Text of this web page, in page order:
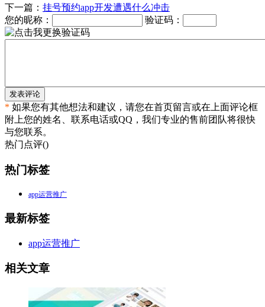
下一篇： 挂号预约app开发遭遇什么冲击
您的昵称：
验证码：
发表评论
* 如果您有其他想法和建议，请您在首页留言或在上面评论框
附上您的姓名、联系电话或QQ，我们专业的售前团队将很快
与您联系。
热门点评()
热门标签
app运营推广
最新标签
app运营推广
相关文章